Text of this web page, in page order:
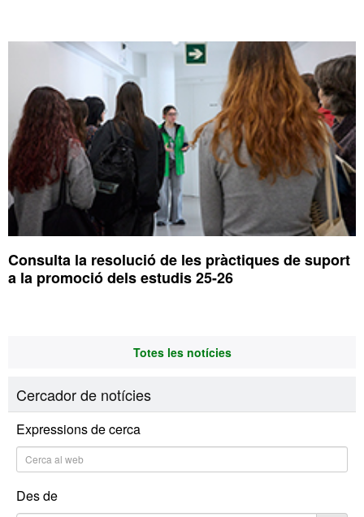
Consulta la resolució de les pràctiques de suport
a la promoció dels estudis 25-26
Totes les notícies
Cercador de notícies
Expressions de cerca
Des de